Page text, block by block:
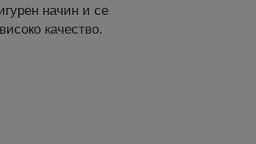
начин и се
качество.